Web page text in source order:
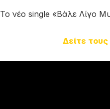
Το νέο single «Βάλε Λίγο
Δείτε